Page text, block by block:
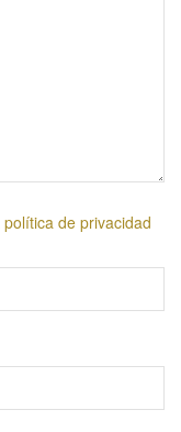
política de privacidad